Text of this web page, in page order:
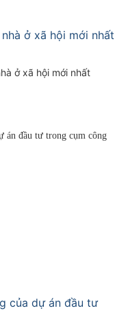
ở xã hội mới nhất
ở xã hội mới nhất
của dự án đầu tư